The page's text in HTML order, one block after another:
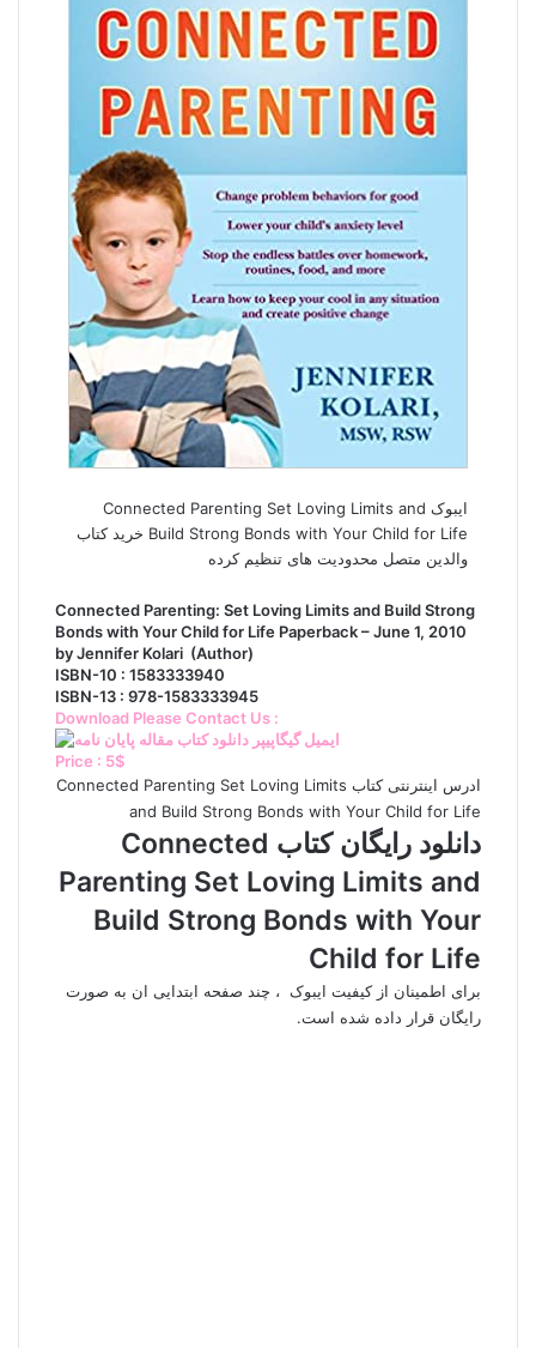
ایبوک Connected Parenting Set Loving Limits and
Build Strong Bonds with Your Child for Life خرید کتاب
والدین متصل محدودیت های تنظیم کرده
Connected Parenting: Set Loving Limits and Build Strong
Bonds with Your Child for Life Paperback – June 1, 2010
by Jennifer Kolari (Author)
ISBN-10 : 1583333940
ISBN-13 : 978-1583333945
Download Please Contact Us :
Price : 5$
ادرس اینترنتی کتاب Connected Parenting Set Loving Limits
and Build Strong Bonds with Your Child for Life
دانلود رایگان کتاب Connected
Parenting Set Loving Limits and
Build Strong Bonds with Your
Child for Life
برای اطمینان از کیفیت ایبوک ، چند صفحه ابتدایی ان به صورت
رایگان قرار داده شده است.